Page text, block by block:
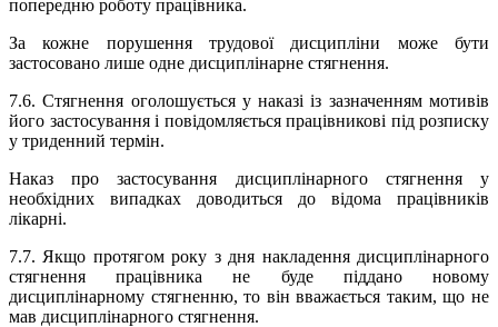
попередню роботу працівника.
За кожне порушення трудової дисципліни може бути
застосовано лише одне дисциплінарне стягнення.
7.6. Стягнення оголошується у наказі із зазначенням мотивів
його застосування і повідомляється працівникові під розписку
у триденний термін.
Наказ про застосування дисциплінарного стягнення у
необхідних випадках доводиться до відома працівників
лікарні.
7.7. Якщо протягом року з дня накладення дисциплінарного
стягнення працівника не буде піддано новому
дисциплінарному стягненню, то він вважається таким, що не
мав дисциплінарного стягнення.